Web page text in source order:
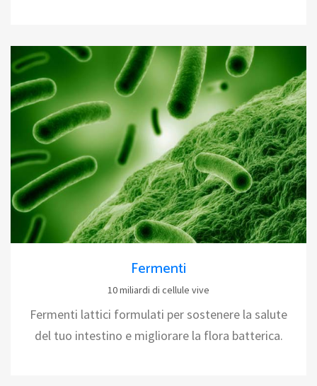
Fermenti
10 miliardi di cellule vive
Fermenti lattici formulati per sostenere la salute
del tuo intestino e migliorare la flora batterica.